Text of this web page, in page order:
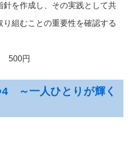
針を作成し、その実践として共
り組むことの重要性を確認する
500円
4 ～一人ひとりが輝く